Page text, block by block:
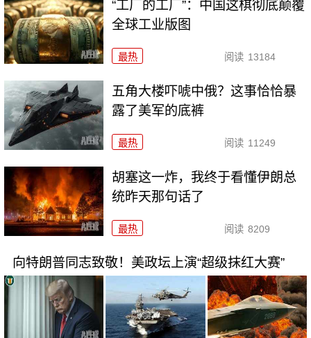
“工厂的工厂”：中国这棋彻底颠覆
全球工业版图
最热 阅读 13184
五角大楼吓唬中俄？这事恰恰暴
露了美军的底裤
最热 阅读 11249
胡塞这一炸，我终于看懂伊朗总
统昨天那句话了
最热 阅读 8209
向特朗普同志致敬！美政坛上演“超级抹红大赛”